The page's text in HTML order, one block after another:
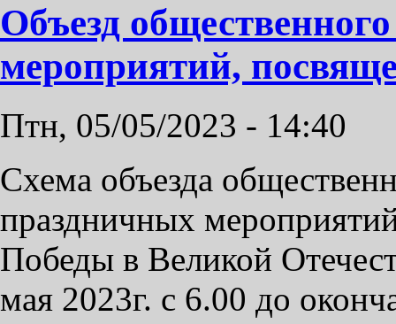
Объезд
мероприятий,
Птн, 05/05/2023 - 14:40
Схема объезда
праздничных
Победы в Великой
мая 2023г. с 6.00 до